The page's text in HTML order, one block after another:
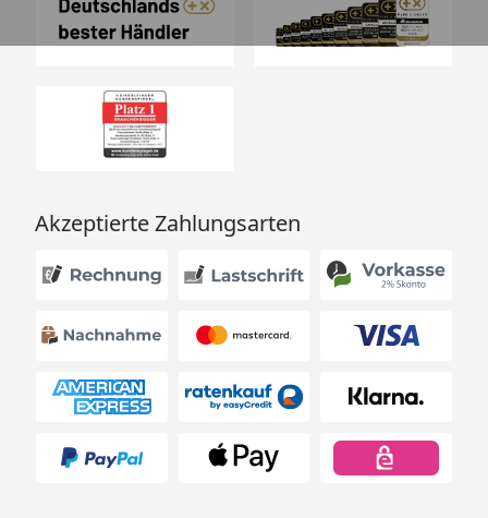
Akzeptierte Zahlungsarten